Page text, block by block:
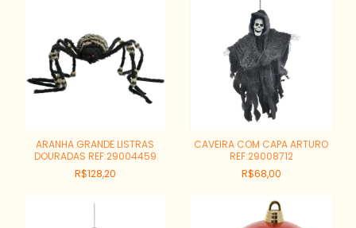
ARANHA GRANDE LISTRAS
DOURADAS REF:29004459
R$128,20
CAVEIRA COM CAPA ARTURO
REF:29008712
R$68,00